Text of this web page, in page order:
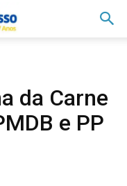
da Carne
e PP